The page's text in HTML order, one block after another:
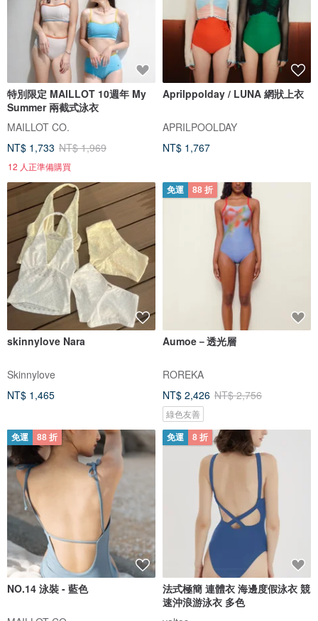
特別限定 MAILLOT 10週年 My
Summer 兩截式泳衣
MAILLOT CO.
NT$ 1,733 NT$ 1,969
12 人正準備購買
Aprilppolday / LUNA 網狀上衣
APRILPOOLDAY
NT$ 1,767
skinnylove Nara
Skinnylove
NT$ 1,465
免運 88 折
Aumoe－透光層
ROREKA
NT$ 2,426 NT$ 2,756
綠色友善
免運 88 折
NO.14 泳裝 - 藍色
免運 8 折
法式極簡 連體衣 海邊度假泳衣 競
速沖浪游泳衣 多色